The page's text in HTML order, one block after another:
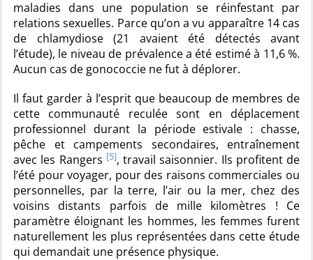
maladies dans une population se réinfestant par
relations sexuelles. Parce qu’on a vu apparaître 14 cas
de chlamydiose (21 avaient été détectés avant
l’étude), le niveau de prévalence a été estimé à 11,6 %.
Aucun cas de gonococcie ne fut à déplorer.
Il faut garder à l’esprit que beaucoup de membres de
cette communauté reculée sont en déplacement
professionnel durant la période estivale : chasse,
pêche et campements secondaires, entraînement
avec les Rangers [5], travail saisonnier. Ils profitent de
l’été pour voyager, pour des raisons commerciales ou
personnelles, par la terre, l’air ou la mer, chez des
voisins distants parfois de mille kilomètres ! Ce
paramètre éloignant les hommes, les femmes furent
naturellement les plus représentées dans cette étude
qui demandait une présence physique.